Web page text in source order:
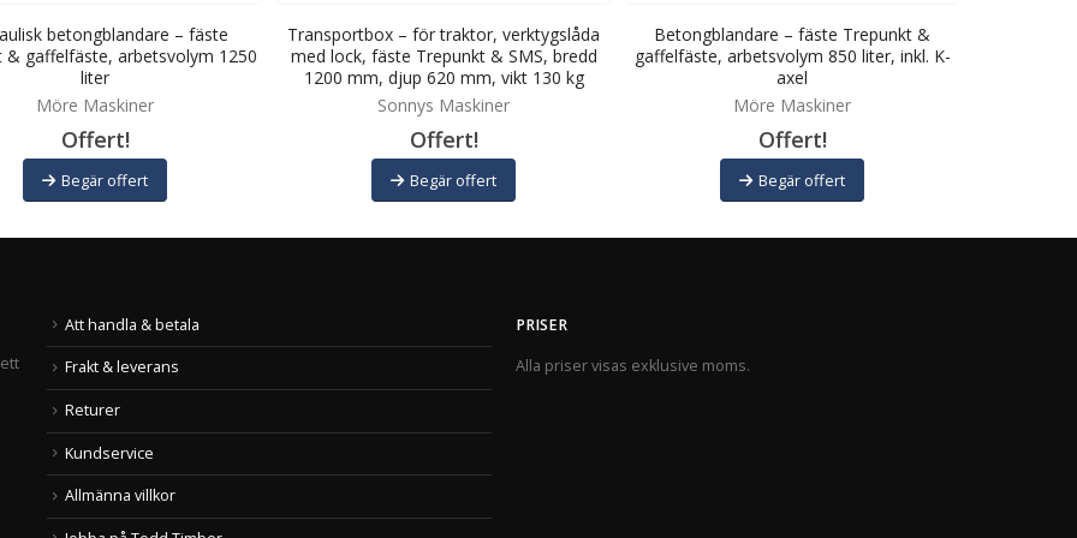
betongblandare – fäste
& gaffelfäste, arbetsvolym 1250
liter
Möre Maskiner
Offert!
Begär offert
Transportbox – för traktor, verktygslåda
med lock, fäste Trepunkt & SMS, bredd
1200 mm, djup 620 mm, vikt 130 kg
Sonnys Maskiner
Offert!
Begär offert
Betongblandare – fäste Trepunkt &
gaffelfäste, arbetsvolym 850 liter, inkl. K-
axel
Möre Maskiner
Offert!
Begär offert
Att handla & betala
Frakt & leverans
Returer
Kundservice
Allmänna villkor
PRISER
Alla priser visas exklusive moms.